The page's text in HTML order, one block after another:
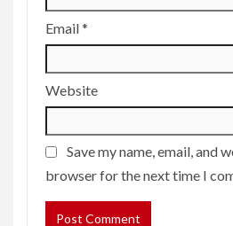
Email*
Website
Save my name, email, and
browser for the next time I